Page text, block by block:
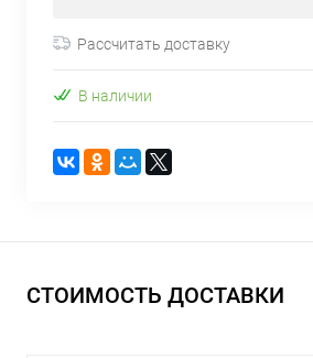
Рассчитать доставку
В наличии
СТОИМОСТЬ ДОСТАВКИ